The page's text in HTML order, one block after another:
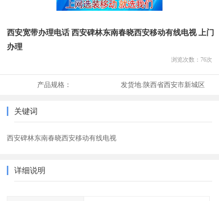
西安宽带办理电话 西安碑林东南春晓西安移动有线电视 上门
办理
浏览次数： 76次
产品规格： 发货地:陕西省西安市新城区
关键词
西安碑林东南春晓西安移动有线电视
详细说明